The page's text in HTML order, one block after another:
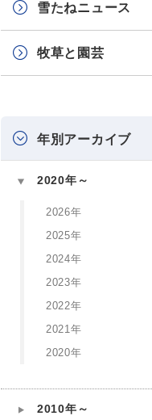
雪たねニュース
牧草と園芸
年別アーカイブ
2020年～
2026年
2025年
2024年
2023年
2022年
2021年
2020年
2010年～